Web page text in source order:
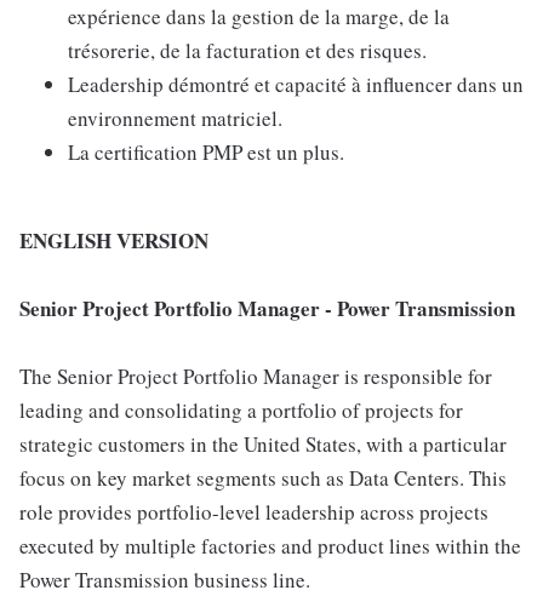
expérience dans la gestion de la marge, de la
trésorerie, de la facturation et des risques.
Leadership démontré et capacité à influencer dans un
environnement matriciel.
La certification PMP est un plus.
ENGLISH VERSION
Senior Project Portfolio Manager - Power Transmission
The Senior Project Portfolio Manager is responsible for
leading and consolidating a portfolio of projects for
strategic customers in the United States, with a particular
focus on key market segments such as Data Centers. This
role provides portfolio-level leadership across projects
executed by multiple factories and product lines within the
Power Transmission business line.